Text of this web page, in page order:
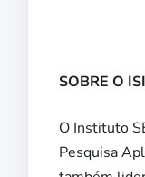
SOBRE O
O Instituto
Pesquisa